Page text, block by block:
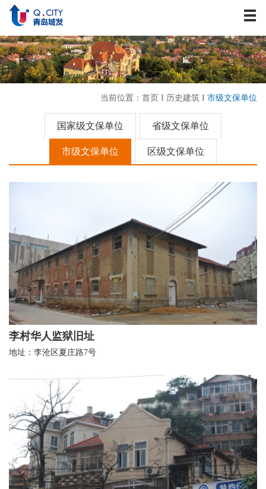
资讯中心
战略发展
业务板块
历史建筑
企业文化
联系我们
当前位置： 首页 I 历史建筑 I 市级文保单位
国家级文保单位 省级文保单位
市级文保单位 区级文保单位
李村华人监狱旧址
地址：李沧区夏庄路7号